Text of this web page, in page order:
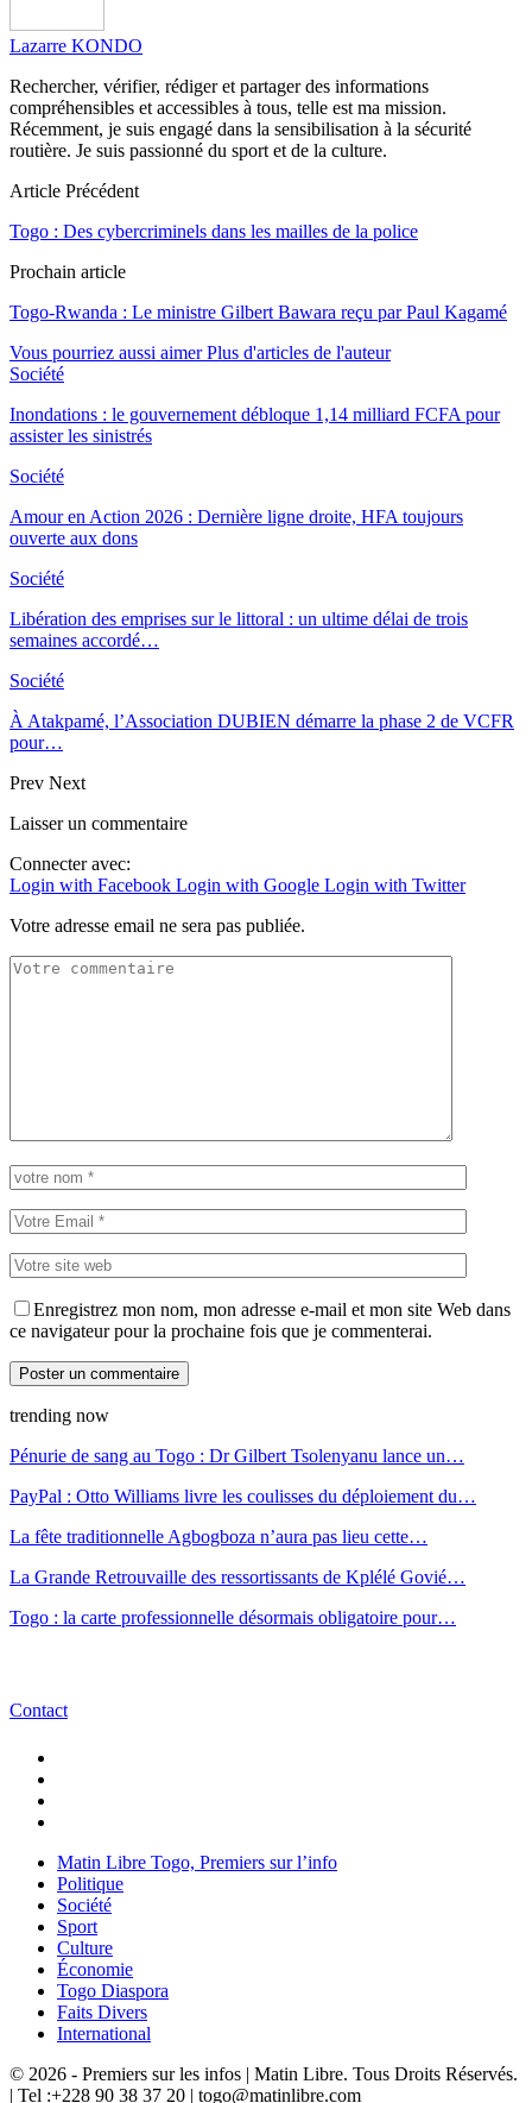
Lazarre KONDO
Rechercher, vérifier, rédiger et partager des informations
compréhensibles et accessibles à tous, telle est ma mission.
Récemment, je suis engagé dans la sensibilisation à la sécurité
routière. Je suis passionné du sport et de la culture.
Article Précédent
Togo : Des cybercriminels dans les mailles de la police
Prochain article
Togo-Rwanda : Le ministre Gilbert Bawara reçu par Paul Kagamé
Vous pourriez aussi aimer Plus d'articles de l'auteur
Société
Inondations : le gouvernement débloque 1,14 milliard FCFA pour
assister les sinistrés
Société
Amour en Action 2026 : Dernière ligne droite, HFA toujours
ouverte aux dons
Société
Libération des emprises sur le littoral : un ultime délai de trois
semaines accordé…
Société
À Atakpamé, l’Association DUBIEN démarre la phase 2 de VCFR
pour…
Prev Next
Laisser un commentaire
Connecter avec:
Login with Facebook Login with Google Login with Twitter
Votre adresse email ne sera pas publiée.
Enregistrez mon nom, mon adresse e-mail et mon site Web dans
ce navigateur pour la prochaine fois que je commenterai.
trending now
Pénurie de sang au Togo : Dr Gilbert Tsolenyanu lance un…
PayPal : Otto Williams livre les coulisses du déploiement du…
La fête traditionnelle Agbogboza n’aura pas lieu cette…
La Grande Retrouvaille des ressortissants de Kplélé Govié…
Togo : la carte professionnelle désormais obligatoire pour…
Contact
Matin Libre Togo, Premiers sur l’info
Politique
Société
Sport
Culture
Économie
Togo Diaspora
Faits Divers
International
© 2026 - Premiers sur les infos | Matin Libre. Tous Droits Réservés.
| Tel :+228 90 38 37 20 | togo@matinlibre.com